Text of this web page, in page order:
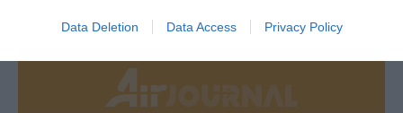
Data Deletion Data Access Privacy Policy